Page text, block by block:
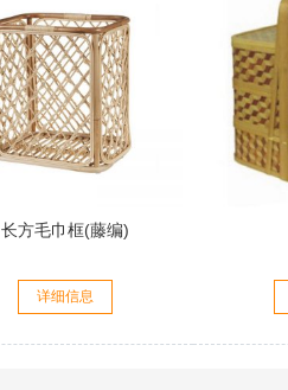
长方毛巾框(藤编)
详细信息